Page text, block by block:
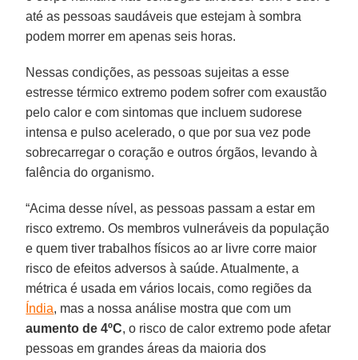
até as pessoas saudáveis que estejam à sombra
podem morrer em apenas seis horas.
Nessas condições, as pessoas sujeitas a esse
estresse térmico extremo podem sofrer com exaustão
pelo calor e com sintomas que incluem sudorese
intensa e pulso acelerado, o que por sua vez pode
sobrecarregar o coração e outros órgãos, levando à
falência do organismo.
“Acima desse nível, as pessoas passam a estar em
risco extremo. Os membros vulneráveis da população
e quem tiver trabalhos físicos ao ar livre corre maior
risco de efeitos adversos à saúde. Atualmente, a
métrica é usada em vários locais, como regiões da
Índia, mas a nossa análise mostra que com um
aumento de 4ºC, o risco de calor extremo pode afetar
pessoas em grandes áreas da maioria dos